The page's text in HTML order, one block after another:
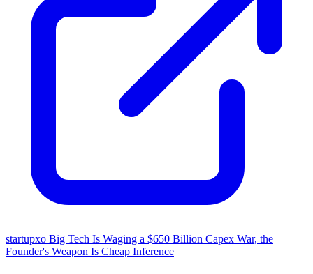
startupxo Big Tech Is Waging a $650 Billion Capex War, the
Founder's Weapon Is Cheap Inference